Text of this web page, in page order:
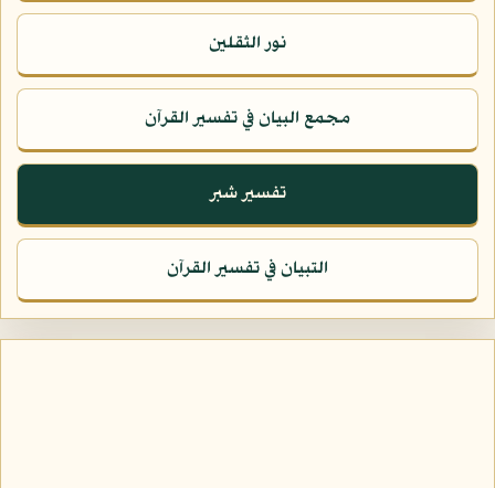
نور الثقلين
مجمع البيان في تفسير القرآن
تفسير شبر
التبيان في تفسير القرآن